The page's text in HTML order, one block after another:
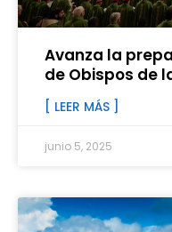
Avanza la
de Obispos de
[ LEER MÁS ]
junio 5, 2025